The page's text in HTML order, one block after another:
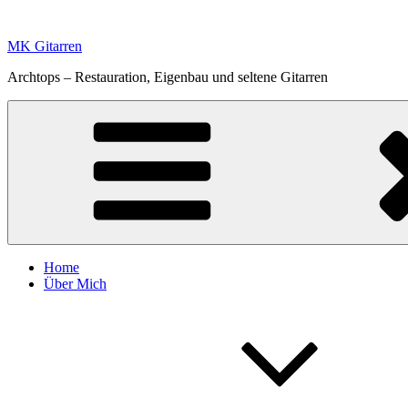
springen
MK Gitarren
Archtops – Restauration, Eigenbau und seltene Gitarren
Home
Über Mich